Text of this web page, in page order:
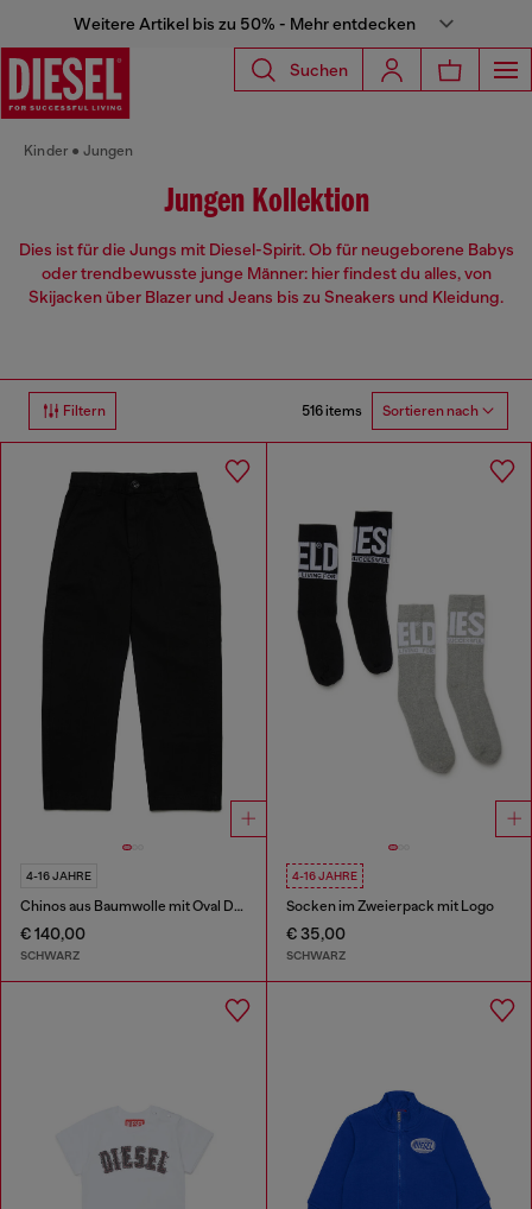
Weitere Artikel bis zu 50% - Mehr entdecken
Suchen
Kinder Jungen
Jungen Kollektion
Dies ist für die Jungs mit Diesel-Spirit. Ob für neugeborene Babys
oder trendbewusste junge Männer: hier findest du alles, von
Skijacken über Blazer und Jeans bis zu Sneakers und Kleidung.
Filtern 516 items Sortieren nach
4-16 JAHRE
Chinos aus Baumwolle mit Oval D-Stickerei
€ 140,00
SCHWARZ
4-16 JAHRE
Socken im Zweierpack mit Logo
€ 35,00
SCHWARZ